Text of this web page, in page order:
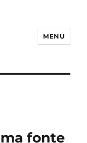
MENU
fonte